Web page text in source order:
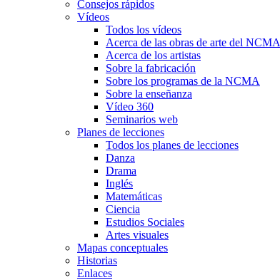
Consejos rápidos
Vídeos
Todos los vídeos
Acerca de las obras de arte del NCMA
Acerca de los artistas
Sobre la fabricación
Sobre los programas de la NCMA
Sobre la enseñanza
Vídeo 360
Seminarios web
Planes de lecciones
Todos los planes de lecciones
Danza
Drama
Inglés
Matemáticas
Ciencia
Estudios Sociales
Artes visuales
Mapas conceptuales
Historias
Enlaces